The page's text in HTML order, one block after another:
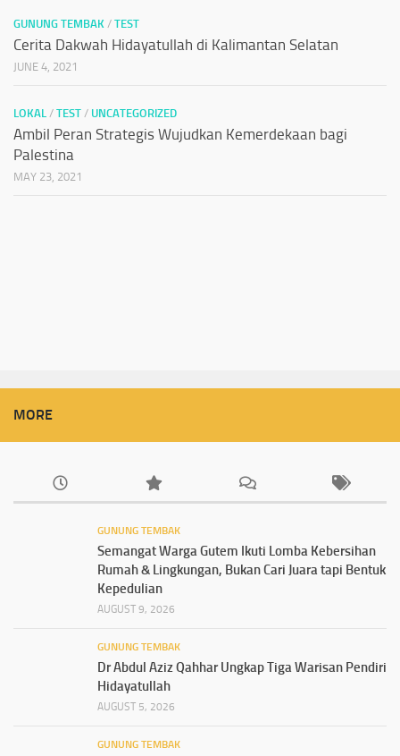
GUNUNG TEMBAK / TEST
Cerita Dakwah Hidayatullah di Kalimantan Selatan
JUNE 4, 2021
LOKAL / TEST / UNCATEGORIZED
Ambil Peran Strategis Wujudkan Kemerdekaan bagi
Palestina
MAY 23, 2021
MORE
GUNUNG TEMBAK
Semangat Warga Gutem Ikuti Lomba Kebersihan
Rumah & Lingkungan, Bukan Cari Juara tapi Bentuk
Kepedulian
AUGUST 9, 2026
GUNUNG TEMBAK
Dr Abdul Aziz Qahhar Ungkap Tiga Warisan Pendiri
Hidayatullah
AUGUST 5, 2026
GUNUNG TEMBAK